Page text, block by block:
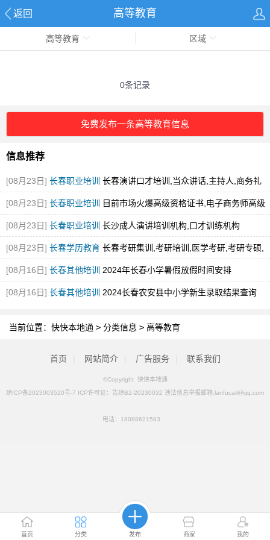
返回 高等教育
首页 分类 发布 商家 我的
高等教育 区域
0条记录
免费发布一条高等教育信息
信息推荐
[08月23日] 长春职业培训 长春演讲口才培训,当众讲话,主持人,商务礼
仪,说服力销售培训
[08月23日] 长春职业培训 目前市场火爆高级资格证书,电子商务师高级
技师报考名额预定中
[08月23日] 长春职业培训 长沙成人演讲培训机构,口才训练机构
[08月23日] 长春学历教育 长春考研集训,考研培训,医学考研,考研专硕,
考研英语培训
[08月16日] 长春其他培训 2024年长春小学暑假放假时间安排
[08月16日] 长春其他培训 2024长春农安县中小学新生录取结果查询
当前位置： 快快本地通 > 分类信息 > 高等教育
首页 网站简介 广告服务 联系我们
©Copyright 快快本地通
琼ICP备2023003520号-7 ICP许可证：告琼B2-20230032 违法信息举报邮箱:lanfucail@qq.com
电话： 18088621583